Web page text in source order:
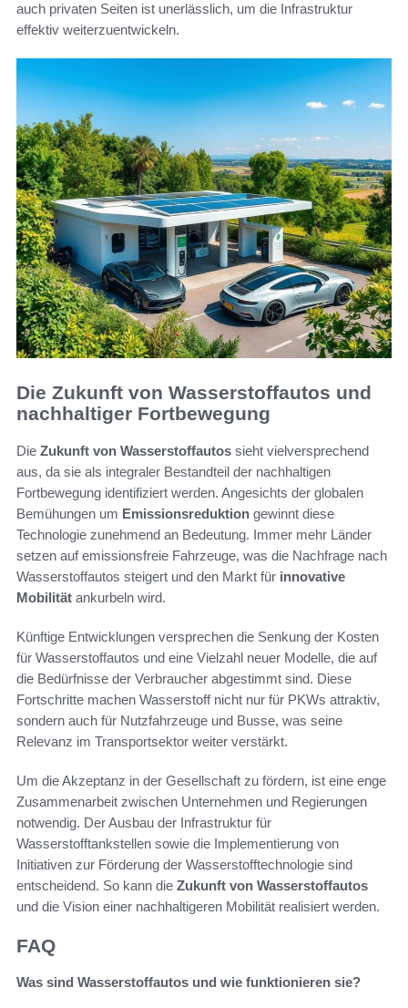
auch privaten Seiten ist unerlässlich, um die Infrastruktur
effektiv weiterzuentwickeln.
Die Zukunft von Wasserstoffautos und
nachhaltiger Fortbewegung
Die Zukunft von Wasserstoffautos sieht vielversprechend
aus, da sie als integraler Bestandteil der nachhaltigen
Fortbewegung identifiziert werden. Angesichts der globalen
Bemühungen um Emissionsreduktion gewinnt diese
Technologie zunehmend an Bedeutung. Immer mehr Länder
setzen auf emissionsfreie Fahrzeuge, was die Nachfrage nach
Wasserstoffautos steigert und den Markt für innovative
Mobilität ankurbeln wird.
Künftige Entwicklungen versprechen die Senkung der Kosten
für Wasserstoffautos und eine Vielzahl neuer Modelle, die auf
die Bedürfnisse der Verbraucher abgestimmt sind. Diese
Fortschritte machen Wasserstoff nicht nur für PKWs attraktiv,
sondern auch für Nutzfahrzeuge und Busse, was seine
Relevanz im Transportsektor weiter verstärkt.
Um die Akzeptanz in der Gesellschaft zu fördern, ist eine enge
Zusammenarbeit zwischen Unternehmen und Regierungen
notwendig. Der Ausbau der Infrastruktur für
Wasserstofftankstellen sowie die Implementierung von
Initiativen zur Förderung der Wasserstofftechnologie sind
entscheidend. So kann die Zukunft von Wasserstoffautos
und die Vision einer nachhaltigeren Mobilität realisiert werden.
FAQ
Was sind Wasserstoffautos und wie funktionieren sie?